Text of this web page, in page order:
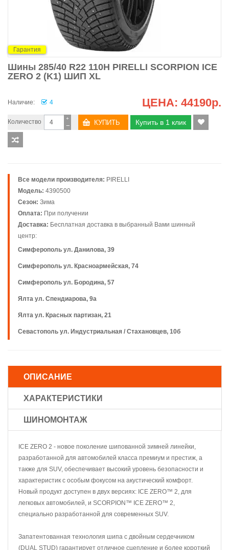
Гарантия
Шины 285/40 R22 110H PIRELLI SCORPION ICE
ZERO 2 (K1) ШИП XL
Наличие: 4 ЦЕНА: 44190р.
Количество −
+ Купить в 1 клик
Все модели производителя: PIRELLI
Модель: 4390500
Сезон: Зима
Оплата: При получении
Доставка: Бесплатная доставка в выбранный Вами шинный
центр:
Симферополь ул. Данилова, 39
Симферополь ул. Красноармейская, 74
Симферополь ул. Бородина, 57
Ялта ул. Спендиарова, 9а
Ялта ул. Красных партизан, 21
Севастополь ул. Индустриальная / Стахановцев, 10б
ОПИСАНИЕ
ХАРАКТЕРИСТИКИ
ШИНОМОНТАЖ
ICE ZERO 2 - новое поколение шипованной зимней линейки,
разработанной для автомобилей класса премиум и престиж, а
также для SUV, обеспечивает высокий уровень безопасности и
характеристик с особым фокусом на акустический комфорт.
Новый продукт доступен в двух версиях: ICE ZERO™ 2, для
легковых автомобилей, и SCORPION™ ICE ZERO™ 2,
специально разработанной для современных SUV.
Запатентованная технология шипа с двойным сердечником
(DUAL STUD) гарантирует отличное сцепление и более короткий